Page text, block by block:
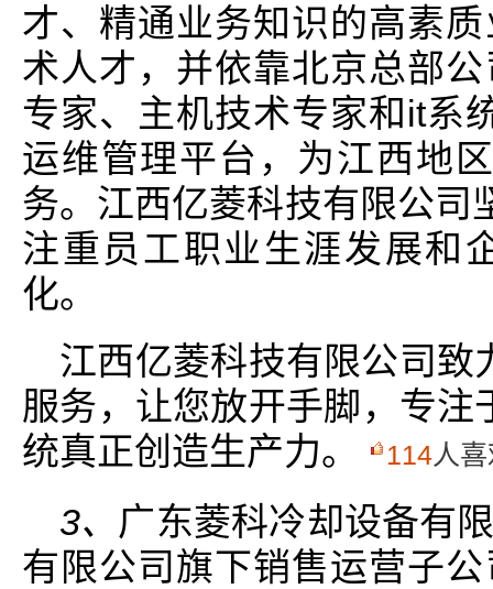
才、精通业务知识的高素
术人才，并依靠北京总部
专家、主机技术专家和it系
运维管理平台，为江西地
务。江西亿菱科技有限公司
注重员工职业生涯发展和
化。
江西亿菱科技有限公司致
服务，让您放开手脚，专
统真正创造生产力。
114人
3、 广东菱科冷却设备有
有限公司旗下销售运营子